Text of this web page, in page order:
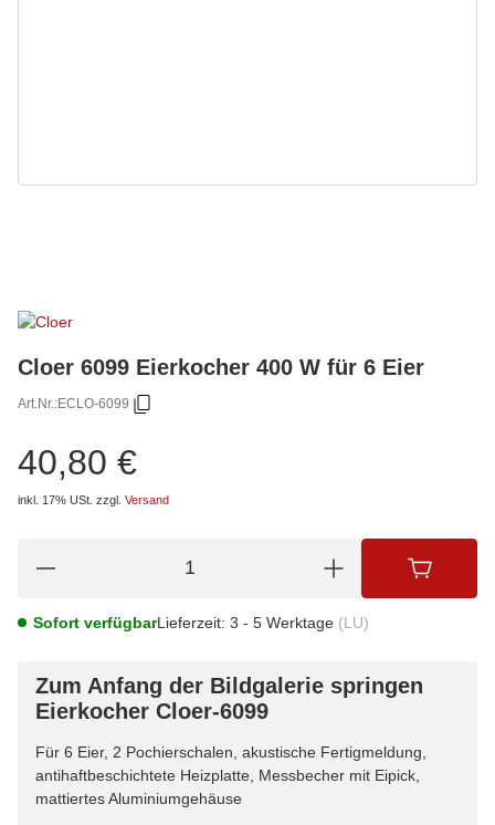
Cloer 6099 Eierkocher 400 W für 6 Eier
Art.Nr.:ECLO-6099
40,80 €
inkl. 17% USt. zzgl. Versand
Sofort verfügbarLieferzeit: 3 - 5 Werktage (LU)
Zum Anfang der Bildgalerie springen
Eierkocher Cloer-6099
Für 6 Eier, 2 Pochierschalen, akustische Fertigmeldung,
antihaftbeschichtete Heizplatte, Messbecher mit Eipick,
mattiertes Aluminiumgehäuse